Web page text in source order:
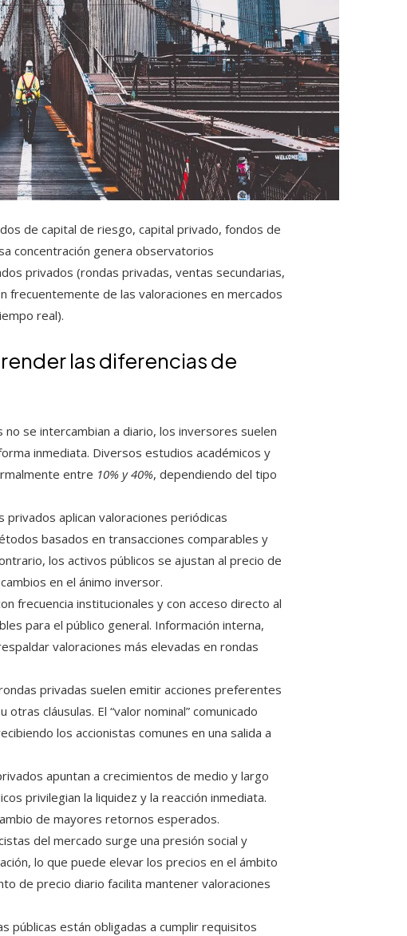
de capital de riesgo, capital privado, fondos de
concentración genera observatorios
privados (rondas privadas, ventas secundarias,
frecuentemente de las valoraciones en mercados
real).
las diferencias de
se intercambian a diario, los inversores suelen
inmediata. Diversos estudios académicos y
entre 10% y 40%, dependiendo del tipo
privados aplican valoraciones periódicas
basados en transacciones comparables y
los activos públicos se ajustan al precio de
en el ánimo inversor.
frecuencia institucionales y con acceso directo al
para el público general. Información interna,
valoraciones más elevadas en rondas
privadas suelen emitir acciones preferentes
cláusulas. El “valor nominal” comunicado
los accionistas comunes en una salida a
apuntan a crecimientos de medio y largo
privilegian la liquidez y la reacción inmediata.
de mayores retornos esperados.
del mercado surge una presión social y
lo que puede elevar los precios en el ámbito
de precio diario facilita mantener valoraciones
públicas están obligadas a cumplir requisitos